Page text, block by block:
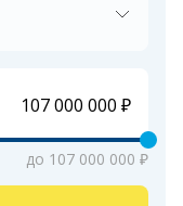
до 107 000 000 ₽